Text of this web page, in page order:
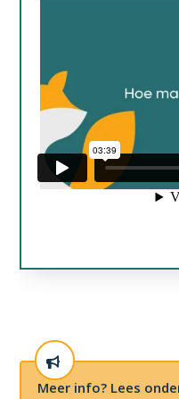
Meer info? Lees